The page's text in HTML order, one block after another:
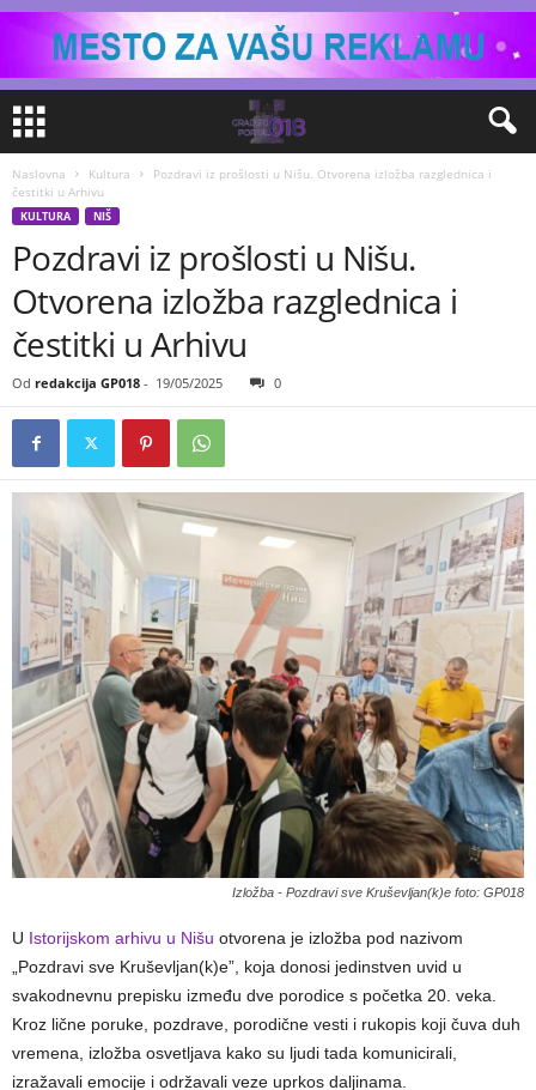
Naslovna Kultura
Pozdravi iz prošlosti u Nišu. Otvorena izložba razglednica i
čestitki u Arhivu
KULTURA NIŠ
Pozdravi iz prošlosti u Nišu.
Otvorena izložba razglednica i
čestitki u Arhivu
Od redakcija GP018 - 19/05/2025 0
Izložba - Pozdravi sve Kruševljan(k)e foto: GP018
U Istorijskom arhivu u Nišu otvorena je izložba pod nazivom
„Pozdravi sve Kruševljan(k)e”, koja donosi jedinstven uvid u
svakodnevnu prepisku između dve porodice s početka 20. veka.
Kroz lične poruke, pozdrave, porodične vesti i rukopis koji čuva duh
vremena, izložba osvetljava kako su ljudi tada komunicirali,
izražavali emocije i održavali veze uprkos daljinama.